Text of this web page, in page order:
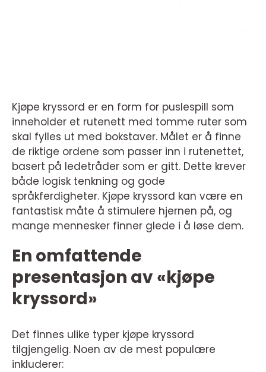
Kjøpe kryssord er en form for puslespill som
inneholder et rutenett med tomme ruter som
skal fylles ut med bokstaver. Målet er å finne
de riktige ordene som passer inn i rutenettet,
basert på ledetråder som er gitt. Dette krever
både logisk tenkning og gode
språkferdigheter. Kjøpe kryssord kan være en
fantastisk måte å stimulere hjernen på, og
mange mennesker finner glede i å løse dem.
En omfattende
presentasjon av «kjøpe
kryssord»
Det finnes ulike typer kjøpe kryssord
tilgjengelig. Noen av de mest populære
inkluderer: